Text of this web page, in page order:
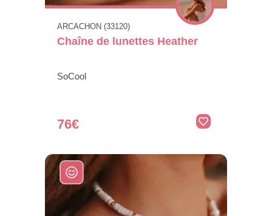
ARCACHON (33120)
Chaîne de lunettes Heather
SoCool
76€